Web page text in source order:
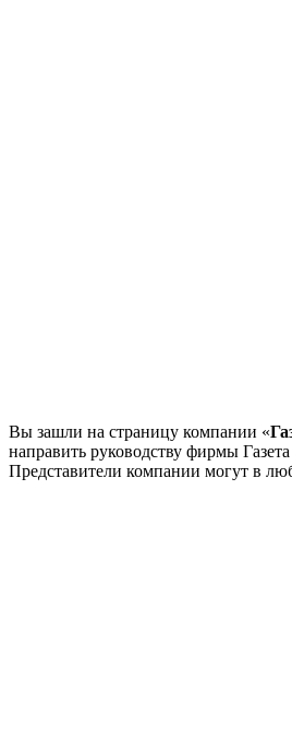
Вы зашли на страницу компании «
направить руководству фирмы
Представители компании могут в